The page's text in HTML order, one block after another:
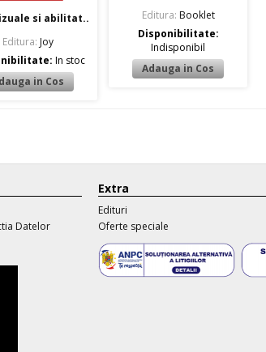
si abilitat..
Editura: Joy
In stoc
Editura: Booklet
Disponibilitate:
Indisponibil
Datelor
Extra
Edituri
Oferte speciale